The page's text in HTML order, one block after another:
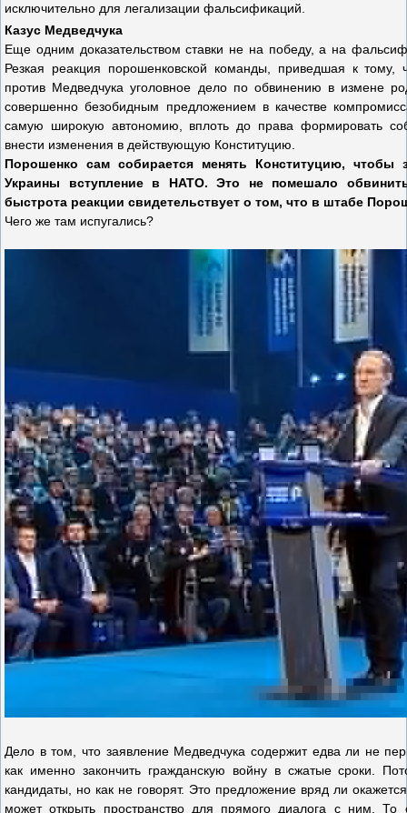
исключительно для легализации фальсификаций.
Казус Медведчука
Еще одним доказательством ставки не на победу, а на
Резкая реакция порошенковской команды, приведшая к тому,
против Медведчука уголовное дело по обвинению в измене
совершенно безобидным предложением в качестве
самую широкую автономию, вплоть до права формировать
внести изменения в действующую Конституцию.
Порошенко сам собирается менять Конституцию, чтобы
Украины вступление в НАТО. Это не помешало
быстрота реакции свидетельствует о том, что в штабе
Чего же там испугались?
Дело в том, что заявление Медведчука содержит едва ли не
как именно закончить гражданскую войну в сжатые сроки.
кандидаты, но как не говорят. Это предложение вряд ли
может открыть пространство для прямого диалога с ним. То